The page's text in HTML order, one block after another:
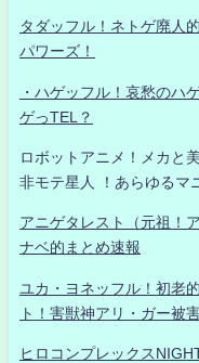
タダッフル！ネトゲ廃人
パワーズ！
・ハゲッフル！哀愁のハ
ゲっTEL？
ロボットアニメ！メカと
非モテ星人 ！あらゆるマ
アニゲタレスト（元祖！
ナベ的まとめ速報
ユカ・ヨネッフル！初老
ト！害獣神アリ・ガー被
ヒロコンプレックス